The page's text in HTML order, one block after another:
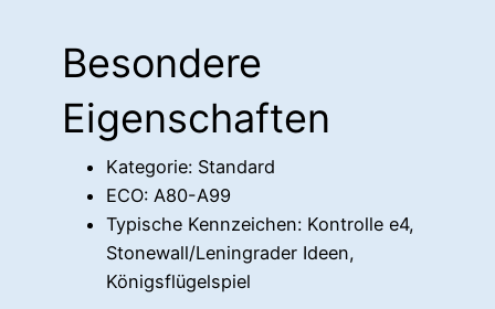
Besondere
Eigenschaften
Kategorie: Standard
ECO: A80-A99
Typische Kennzeichen: Kontrolle e4,
Stonewall/Leningrader Ideen,
Königsflügelspiel